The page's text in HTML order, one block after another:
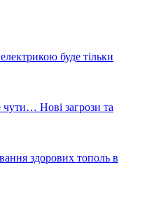
буде тільки
чути… Нові загрози та
здорових тополь в